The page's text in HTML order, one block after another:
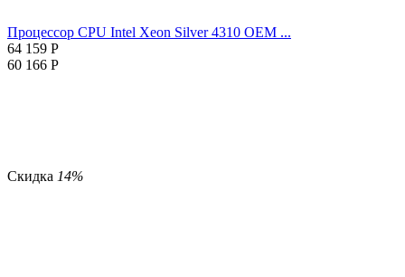
Процессор CPU Intel Xeon Silver 4310 OEM ...
64 159 Р
60 166 Р
Скидка 14%